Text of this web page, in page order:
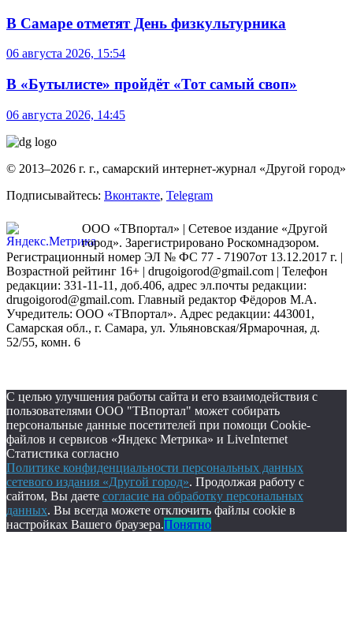
В Самаре отметят День физкультурника
06 августа 2026, 15:54
В «Бутылисте» пройдёт «Тот самый своп»
06 августа 2026, 14:45
© 2013–2026 г. г., самарский интернет-журнал «Другой город»
Подписывайтесь: Вконтакте, Telegram
ООО «ТВпортал» | Сетевое издание «Другой
город». Зарегистрировано Роскомнадзором.
Регистрационный номер ЭЛ № ФС 77 - 71907от 13.12.2017 г. |
Возрастной рейтинг 16+ | drugoigorod@gmail.com | Телефон
редакции: 331-11-11, доб.406, адрес эл.почты редакции:
drugoigorod@gmail.com. Главный редактор Фёдоров М.А.
Учредитель: ООО «ТВпортал». Адрес редакции: 443001,
Самарская обл., г. Самара, ул. Ульяновская/Ярмарочная, д.
52/55, комн. 6
С целью улучшения работы сайта и его взаимодействия с
пользователями ООО "ТВпортал" может собирать
персональные данные посетителей при помощи Cookie-
файлов и сервисов «Яндекс Метрика» и LiveInternet
Статистика согласно
Политике конфиденциальности персональных данных
сетевого издания «Другой город». Продолжая работу с
сайтом, Вы даете согласие на обработку персональных
данных. Вы всегда можете отключить файлы cookie в
настройках Вашего браузера.Понятно